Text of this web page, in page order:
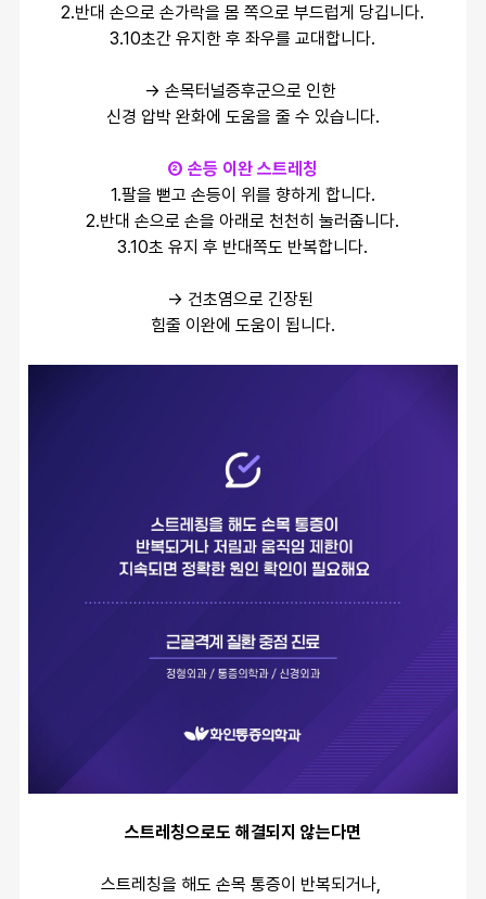
2.반대 손으로 손가락을 몸 쪽으로 부드럽게 당깁니다.
3.10초간 유지한 후 좌우를 교대합니다.
→ 손목터널증후군으로 인한
신경 압박 완화에 도움을 줄 수 있습니다.
② 손등 이완 스트레칭
1.팔을 뻗고 손등이 위를 향하게 합니다.
2.반대 손으로 손을 아래로 천천히 눌러줍니다.
3.10초 유지 후 반대쪽도 반복합니다.
→ 건초염으로 긴장된
힘줄 이완에 도움이 됩니다.
스트레칭으로도 해결되지 않는다면
스트레칭을 해도 손목 통증이 반복되거나,